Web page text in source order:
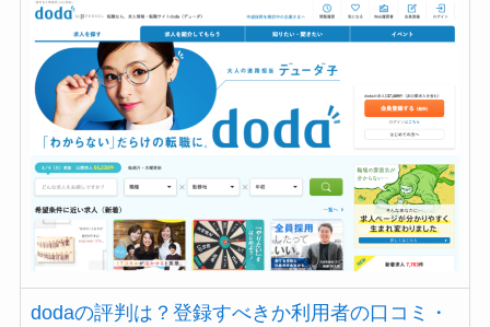
dodaの評判は？登録すべきか利用者の口コミ・